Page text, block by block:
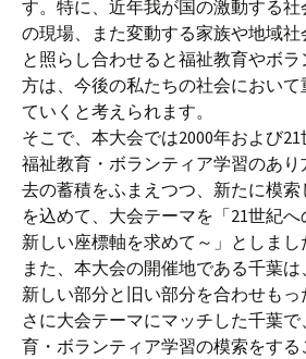
す。特に、近年我が国の激動する
の現場、また変動する家族や地域
と照らし合わせると福祉教育やボラ
方は、今後の私たちの社会におい
ていくと考えられます。
そこで、本大会では2000年および21
福祉教育・ボランティア学習のあ
去の蓄積をふまえつつ、新たに模
を込めて、大会テーマを「21世紀
新しい座標軸を求めて～」としまし
また、本大会の開催地である千葉
新しい部分と旧い部分を合わせもっ
さに大会テーマにマッチした千葉
育・ボランティア学習の模索をする